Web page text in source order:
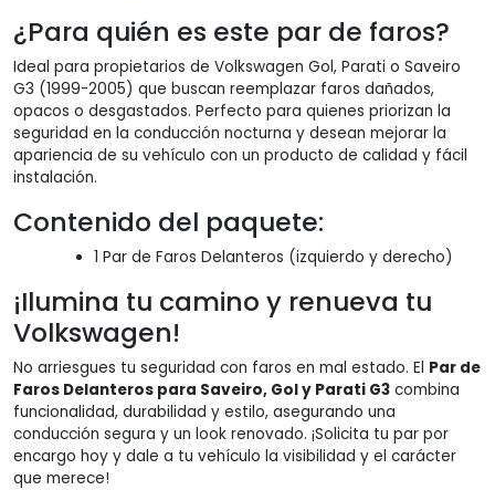
¿Para quién es este par de faros?
Ideal para propietarios de Volkswagen Gol, Parati o Saveiro
G3 (1999-2005) que buscan reemplazar faros dañados,
opacos o desgastados. Perfecto para quienes priorizan la
seguridad en la conducción nocturna y desean mejorar la
apariencia de su vehículo con un producto de calidad y fácil
instalación.
Contenido del paquete:
1 Par de Faros Delanteros (izquierdo y derecho)
¡Ilumina tu camino y renueva tu
Volkswagen!
No arriesgues tu seguridad con faros en mal estado. El Par de
Faros Delanteros para Saveiro, Gol y Parati G3 combina
funcionalidad, durabilidad y estilo, asegurando una
conducción segura y un look renovado. ¡Solicita tu par por
encargo hoy y dale a tu vehículo la visibilidad y el carácter
que merece!